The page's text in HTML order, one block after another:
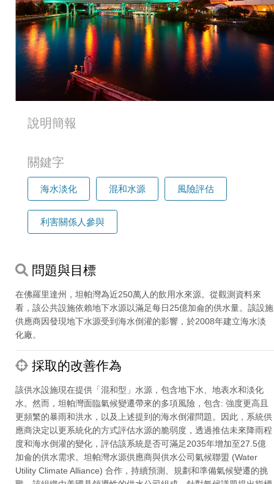
說明簡報
關鍵字
海水淡化 混和水源 風險評估
利害關係人參與
問題與目標
在佛羅里達州，坦帕灣為近250萬人的飲用水來源。從觀測資料來
看，該公共設施依賴地下水源以滿足每日25億加侖的供水量。該設施
供應商因發現地下水源受到海水倒灌的影響，於2008年建立海水淡
化廠。
採取的改善作為
該供水設施現在提供「混和型」水源，包含地下水、地表水和淡化
水。然而，坦帕灣面臨氣候變遷帶來的多項風險，包含: 強度更高且
更頻繁的暴雨和洪水，以及上述提到的海水倒灌問題。因此，系統供
應商決定以更系統化的方式評估水源的脆弱度，透過推估未來降雨程
度和海水倒灌的變化，評估該系統是否可滿足2035年增加至27.5億
加侖的供水需求。坦帕灣水源供應商與供水公司氣候聯盟 (Water
Utility Climate Alliance) 合作，持續預測、規劃和準備氣候變遷的挑